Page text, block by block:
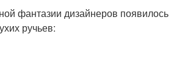
фантазии дизайнеров появилось
ручьев: